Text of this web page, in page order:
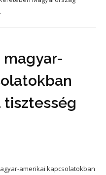
magyar-
amerikai kapcsolatokban